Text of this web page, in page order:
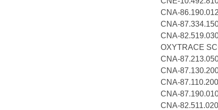
CNA-
CNA-
CNA-
OXYTRACE
CNA-
CNA-
CNA-
CNA-
CNA-